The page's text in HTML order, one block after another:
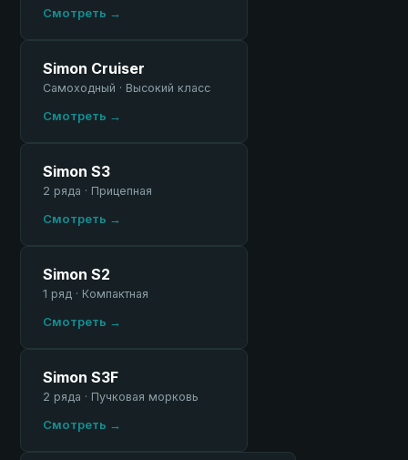
Смотреть →
Simon Cruiser
Самоходный · Высокий класс
Смотреть →
Simon S3
2 ряда · Прицепная
Смотреть →
Simon S2
1 ряд · Компактная
Смотреть →
Simon S3F
2 ряда · Пучковая морковь
Смотреть →